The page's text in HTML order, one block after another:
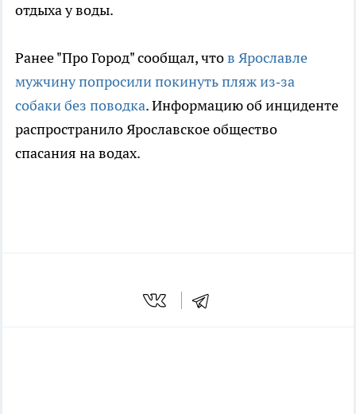
отдыха у воды.
Ранее "Про Город" сообщал, чтов Ярославле
мужчину попросили покинуть пляж из‑за
собаки без поводка. Информацию об инциденте
распространило Ярославское общество
спасания на водах.